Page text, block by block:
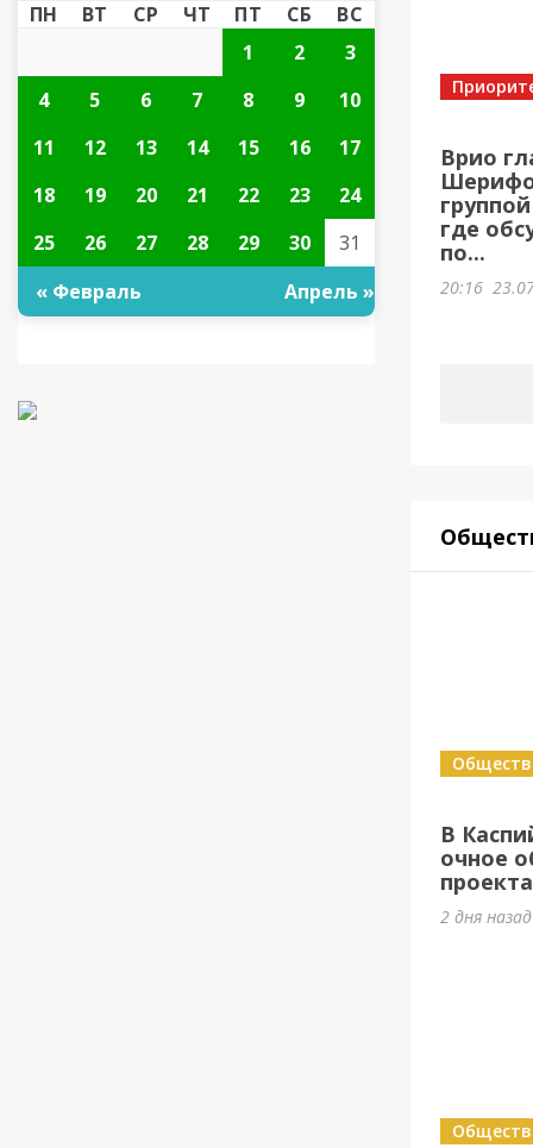
ПН ВТ СР ЧТ ПТ СБ
ВС
1
2
3
4
5 6 7 8 9
10
11
12 13 14 15 16
17
18
19 20 21 22 23
24
25
26 27 28 29 30
31
« Февраль
Апрель »
Врио
где
по...
20:16
В
очное
2 дня